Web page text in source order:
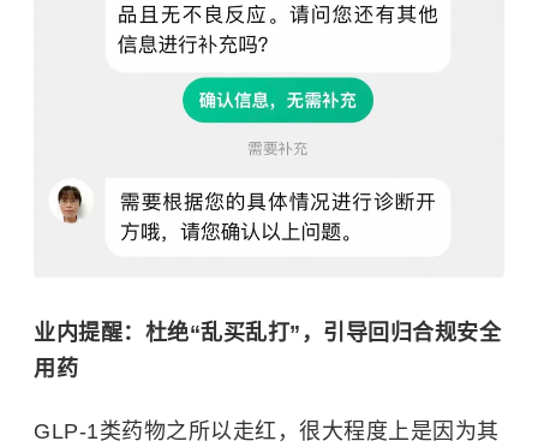
业内提醒：杜绝“乱买乱打”，引导回归合规安全
用药
GLP-1类药物之所以走红，很大程度上是因为其